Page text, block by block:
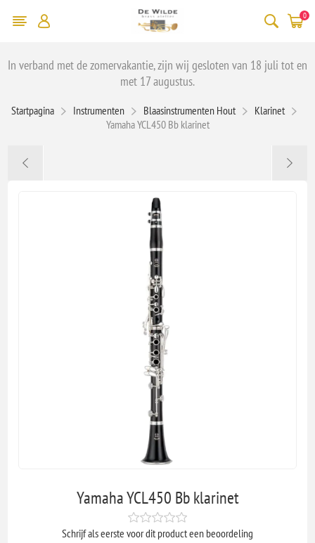
0
In verband met de zomervakantie, zijn wij gesloten van 18 juli tot en
met 17 augustus.
Startpagina Instrumenten Blaasinstrumenten Hout
Klarinet
Yamaha YCL450 Bb klarinet
Yamaha YCL450 Bb klarinet
Schrijf als eerste voor dit product een beoordeling